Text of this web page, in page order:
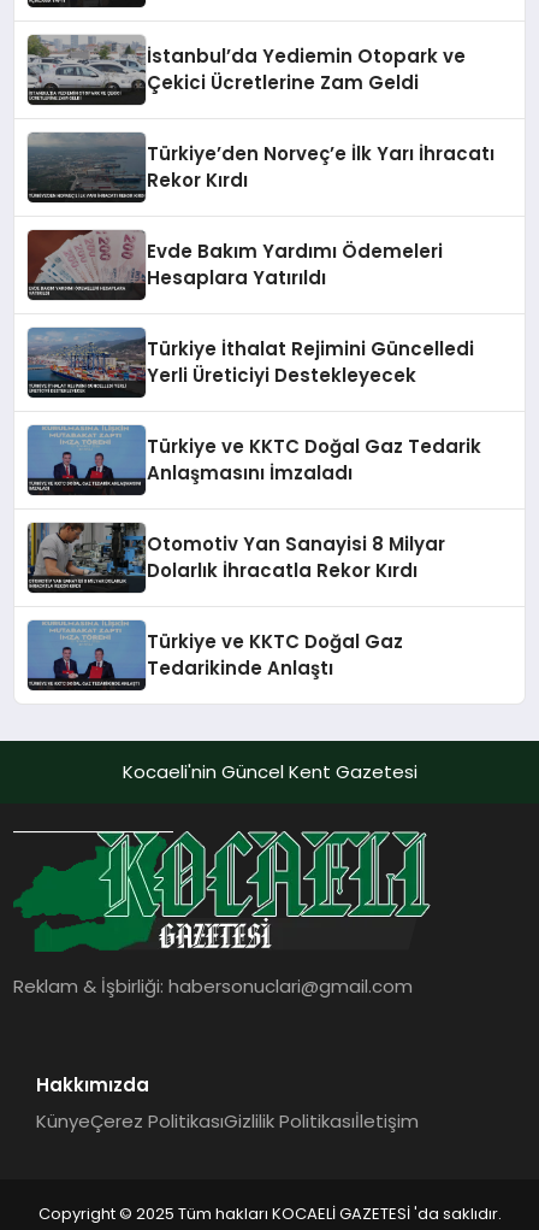
İstanbul’da Yediemin Otopark ve
Çekici Ücretlerine Zam Geldi
Türkiye’den Norveç’e İlk Yarı İhracatı
Rekor Kırdı
Evde Bakım Yardımı Ödemeleri
Hesaplara Yatırıldı
Türkiye İthalat Rejimini Güncelledi
Yerli Üreticiyi Destekleyecek
Türkiye ve KKTC Doğal Gaz Tedarik
Anlaşmasını İmzaladı
Otomotiv Yan Sanayisi 8 Milyar
Dolarlık İhracatla Rekor Kırdı
Türkiye ve KKTC Doğal Gaz
Tedarikinde Anlaştı
Kocaeli'nin Güncel Kent Gazetesi
Reklam & İşbirliği:habersonuclari@gmail.com
Hakkımızda
KünyeÇerez PolitikasıGizlilik Politikasıİletişim
Copyright © 2025 Tüm hakları KOCAELİ GAZETESİ 'da saklıdır.